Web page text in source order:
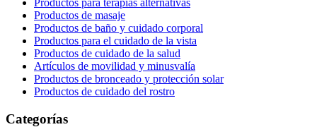
Productos para terapias alternativas
Productos de masaje
Productos de baño y cuidado corporal
Productos para el cuidado de la vista
Productos de cuidado de la salud
Artículos de movilidad y minusvalía
Productos de bronceado y protección solar
Productos de cuidado del rostro
Categorías